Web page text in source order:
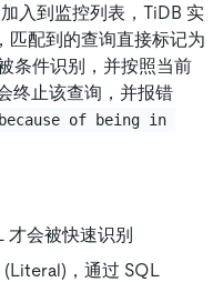
入到监控列表，TiDB 实
匹配到的查询直接标记为
条件识别，并按照当前
终止该查询，并报错
of being in
才会被快速识别
，通过 SQL